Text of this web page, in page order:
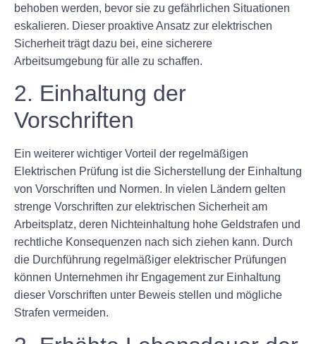
behoben werden, bevor sie zu gefährlichen Situationen
eskalieren. Dieser proaktive Ansatz zur elektrischen
Sicherheit trägt dazu bei, eine sicherere
Arbeitsumgebung für alle zu schaffen.
2. Einhaltung der
Vorschriften
Ein weiterer wichtiger Vorteil der regelmäßigen
Elektrischen Prüfung ist die Sicherstellung der Einhaltung
von Vorschriften und Normen. In vielen Ländern gelten
strenge Vorschriften zur elektrischen Sicherheit am
Arbeitsplatz, deren Nichteinhaltung hohe Geldstrafen und
rechtliche Konsequenzen nach sich ziehen kann. Durch
die Durchführung regelmäßiger elektrischer Prüfungen
können Unternehmen ihr Engagement zur Einhaltung
dieser Vorschriften unter Beweis stellen und mögliche
Strafen vermeiden.